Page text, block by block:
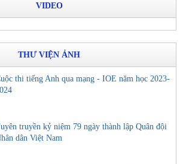
VIDEO
THƯ VIỆN ẢNH
thi tiếng Anh qua mạng - IOE năm học 2023-
truyền kỷ niệm 79 ngày thành lập Quân đội
dân Việt Nam